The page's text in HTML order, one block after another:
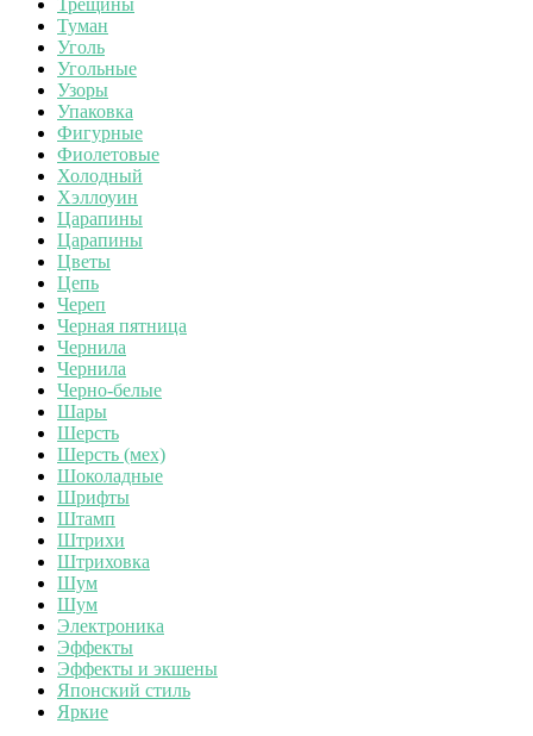
Туман
Уголь
Угольные
Узоры
Упаковка
Фигурные
Фиолетовые
Холодный
Хэллоуин
Царапины
Царапины
Цветы
Цепь
Череп
Черная пятница
Чернила
Чернила
Черно-белые
Шары
Шерсть
Шерсть (мех)
Шоколадные
Шрифты
Штамп
Штрихи
Штриховка
Шум
Шум
Электроника
Эффекты
Эффекты и экшены
Японский стиль
Яркие